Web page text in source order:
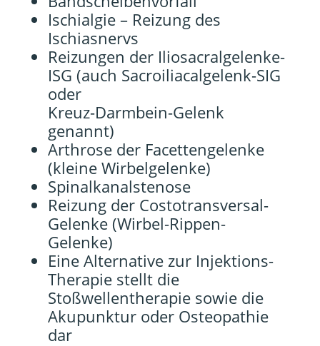
Ischialgie – Reizung des
Ischiasnervs
Reizungen der Iliosacralgelenke-
ISG (auch Sacroiliacalgelenk-SIG
oder
Kreuz-Darmbein-Gelenk
genannt)
Arthrose der Facettengelenke
(kleine Wirbelgelenke)
Spinalkanalstenose
Reizung der Costotransversal-
Gelenke (Wirbel-Rippen-
Gelenke)
Eine Alternative zur Injektions-
Therapie stellt die
Stoßwellentherapie sowie die
Akupunktur oder Osteopathie
dar